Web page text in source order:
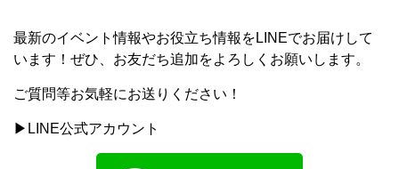
最新のイベント情報やお役立ち情報をLINEでお届けして
います！ぜひ、お友だち追加をよろしくお願いします。
ご質問等お気軽にお送りください！
▶LINE公式アカウント